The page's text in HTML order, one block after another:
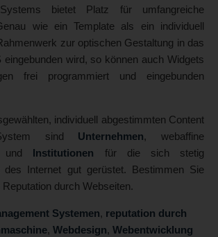
bietet Platz für umfangreiche
wie ein Template als ein individuell
zur optischen Gestaltung in das
eingebunden wird, so können auch Widgets
frei programmiert und eingebunden
individuell abgestimmten Content
sind Unternehmen, webaffine
und Institutionen für die sich stetig
des Internet gut gerüstet. Bestimmen Sie
durch Webseiten.
Systemen, reputation durch
, Webdesign, Webentwicklung